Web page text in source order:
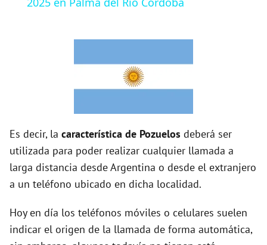
i
d
e
Es decir, la característica de Pozuelos deberá ser
utilizada para poder realizar cualquier llamada a
larga distancia desde Argentina o desde el extranjero
a un teléfono ubicado en dicha localidad.
Hoy en día los teléfonos móviles o celulares suelen
indicar el origen de la llamada de forma automática,